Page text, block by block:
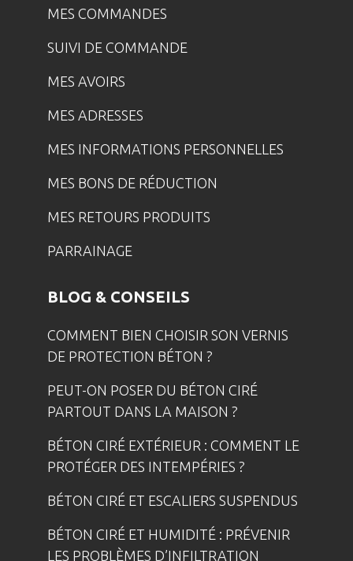
MES COMMANDES
SUIVI DE COMMANDE
MES AVOIRS
MES ADRESSES
MES INFORMATIONS PERSONNELLES
MES BONS DE RÉDUCTION
MES RETOURS PRODUITS
PARRAINAGE
BLOG & CONSEILS
COMMENT BIEN CHOISIR SON VERNIS
DE PROTECTION BÉTON ?
PEUT-ON POSER DU BÉTON CIRÉ
PARTOUT DANS LA MAISON ?
BÉTON CIRÉ EXTÉRIEUR : COMMENT LE
PROTÉGER DES INTEMPÉRIES ?
BÉTON CIRÉ ET ESCALIERS SUSPENDUS
BÉTON CIRÉ ET HUMIDITÉ : PRÉVENIR
LES PROBLÈMES D’INFILTRATION